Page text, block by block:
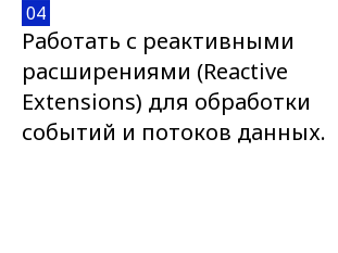
04
Работать с реактивными
расширениями (Reactive
Extensions) для обработки
событий и потоков данных.